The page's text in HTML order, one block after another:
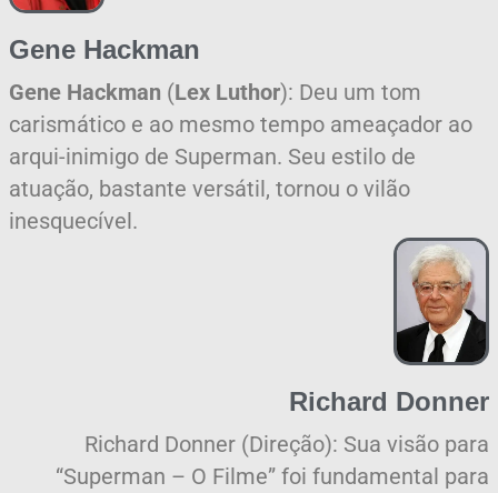
Gene Hackman
Gene Hackman (Lex Luthor): Deu um tom
carismático e ao mesmo tempo ameaçador ao
arqui-inimigo de Superman. Seu estilo de
atuação, bastante versátil, tornou o vilão
inesquecível.
Richard Donner
Richard Donner (Direção): Sua visão para
“Superman – O Filme” foi fundamental para